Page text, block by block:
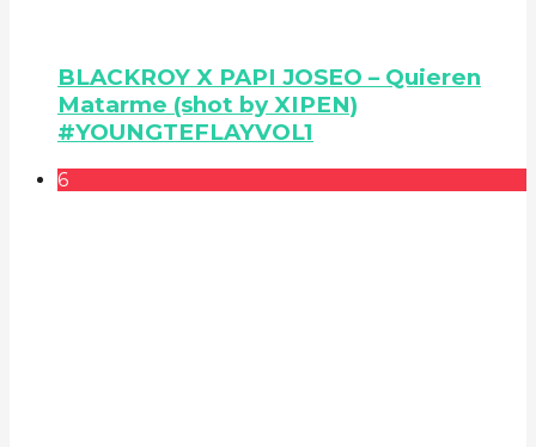
BLACKROY X PAPI JOSEO – Quieren
Matarme (shot by XIPEN)
#YOUNGTEFLAYVOL1
6